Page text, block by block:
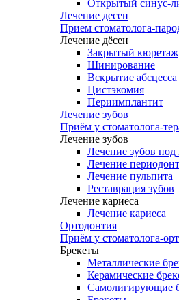
Открытый синус-
Лечение десен
Прием стоматолога-
Лечение дёсен
Закрытый кюретаж
Шинирование
Вскрытие абсцесса
Цистэкомия
Периимплантит
Лечение зубов
Приём у стоматолога-
Лечение зубов
Лечение зубов
Лечение
Лечение пульпита
Реставрация зубов
Лечение кариеса
Лечение кариеса
Ортодонтия
Приём у стоматолога-
Брекеты
Металлические
Керамические
Самолигирующие